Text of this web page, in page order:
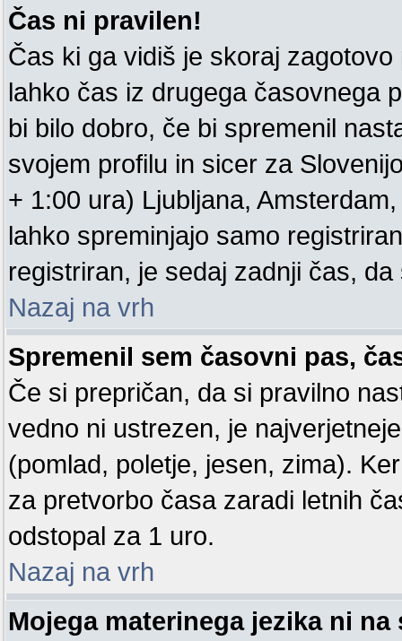
Čas ni pravilen!
Čas ki ga vidiš je skoraj
lahko čas iz drugega časovnega
bi bilo dobro, če bi spremenil
svojem profilu in sicer za
+ 1:00 ura) Ljubljana,
lahko spreminjajo samo
registriran, je sedaj zadnji čas,
Nazaj na vrh
Spremenil sem časovni pas,
Če si prepričan, da si pravilno
vedno ni ustrezen, je
(pomlad, poletje, jesen, zima).
za pretvorbo časa zaradi letnih
odstopal za 1 uro.
Nazaj na vrh
Mojega materinega jezika ni